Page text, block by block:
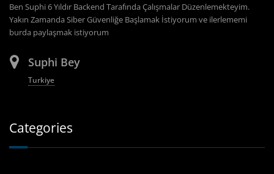
Ben Suphi 6 Yıldır Backend Tarafında Çalışmalar Düzenlemekteyim.
Yakın Zamanda Siber Güvenliğe Başlamak İstiyorum ve ilerlememi
burda paylaşmak istiyorum
Suphi Bey
Turkiye
Categories